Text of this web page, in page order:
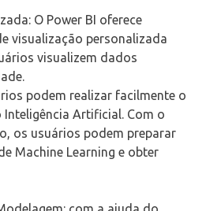
O Power BI oferece
visualização personalizada
visualizem dados
podem realizar facilmente o
Artificial. Com o
os usuários podem preparar
Machine Learning e obter